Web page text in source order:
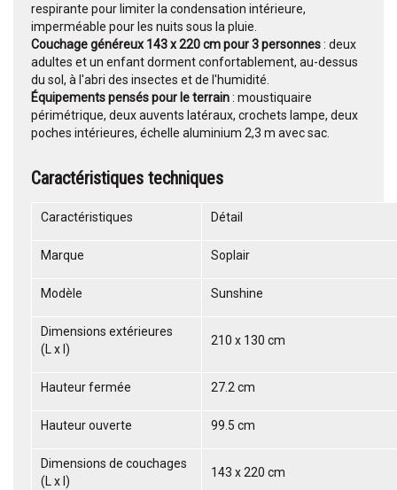
respirante pour limiter la condensation intérieure,
imperméable pour les nuits sous la pluie.
Couchage généreux 143 x 220 cm pour 3 personnes: deux
adultes et un enfant dorment confortablement, au-dessus
du sol, à l'abri des insectes et de l'humidité.
Équipements pensés pour le terrain: moustiquaire
périmétrique, deux auvents latéraux, crochets lampe, deux
poches intérieures, échelle aluminium 2,3 m avec sac.
Caractéristiques techniques
Caractéristiques Détail
Marque Soplair
Modèle Sunshine
Dimensions extérieures
(L x l)
210 x 130 cm
Hauteur fermée 27.2 cm
Hauteur ouverte 99.5 cm
Dimensions de couchages
(L x l)
143 x 220 cm